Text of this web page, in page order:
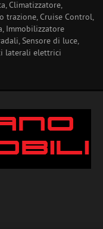
Climatizzatore,
trazione, Cruise Control,
Immobilizzatore
Sensore di luce,
laterali elettrici